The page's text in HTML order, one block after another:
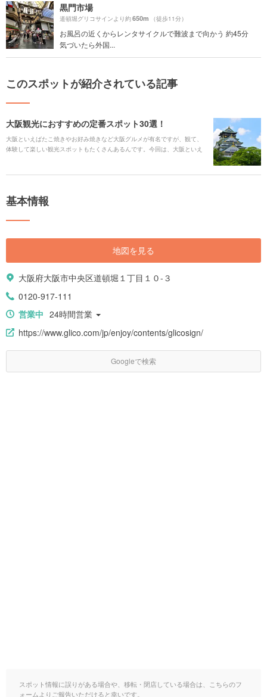
黒門市場
道頓堀グリコサインより約650m （徒歩11分）
お風呂の近くからレンタサイクルで難波まで向かう 約45分
気づいたら外国...
このスポットが紹介されている記事
大阪観光におすすめの定番スポット30選！
大阪といえばたこ焼きやお好み焼きなど大阪グルメが有名ですが、観て、
体験して楽しい観光スポットもたくさんあるんです。今回は、大阪といえ
基本情報
地図を見る
大阪府大阪市中央区道頓堀１丁目１０-３
0120-917-111
営業中 24時間営業
https://www.glico.com/jp/enjoy/contents/glicosign/
Googleで検索
スポット情報に誤りがある場合や、移転・閉店している場合は、こちらのフ
ォームよりご報告いただけると幸いです。